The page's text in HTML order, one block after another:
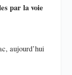
par la voie
aujourd’hui